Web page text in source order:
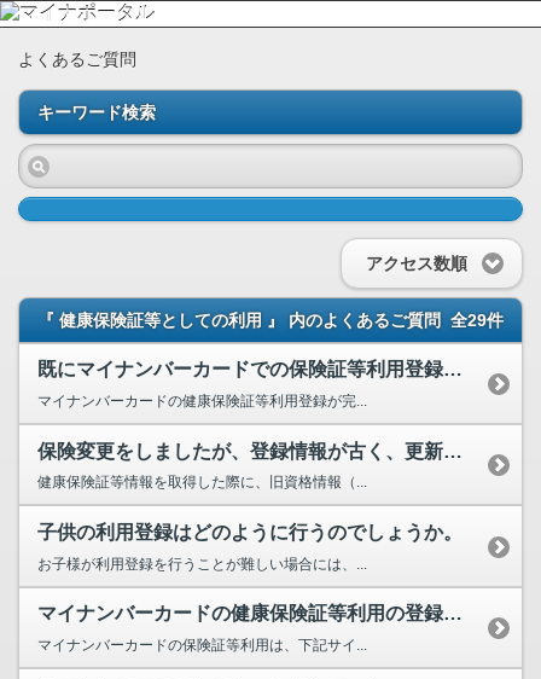
よくあるご質問
キーワード検索
アクセス数順
『 健康保険証等としての利用 』 内のよくあるご質問 全29件
既にマイナンバーカードでの保険証等利用登録は完了していますが、就職や転職、退職等により、健康保...
マイナンバーカードの健康保険証等利用登録が完...
保険変更をしましたが、登録情報が古く、更新されていません。どうすればよいですか。
健康保険証等情報を取得した際に、旧資格情報（...
子供の利用登録はどのように行うのでしょうか。
お子様が利用登録を行うことが難しい場合には、...
マイナンバーカードの健康保険証等利用の登録はどこから行えますか。
マイナンバーカードの保険証等利用は、下記サイ...